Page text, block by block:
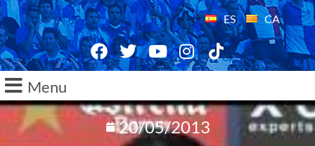
ES CA
Menu
20/05/2013